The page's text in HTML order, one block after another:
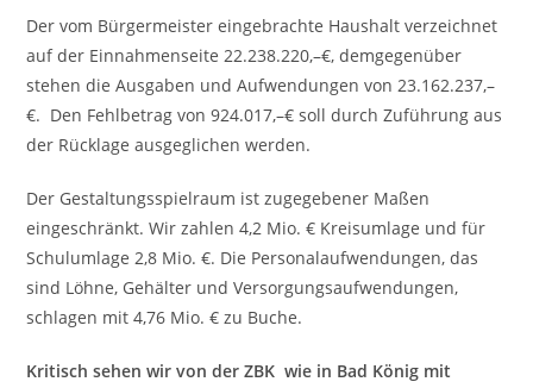
Der vom Bürgermeister eingebrachte Haushalt verzeichnet
auf der Einnahmenseite 22.238.220,–€, demgegenüber
stehen die Ausgaben und Aufwendungen von 23.162.237,–
€. Den Fehlbetrag von 924.017,–€ soll durch Zuführung aus
der Rücklage ausgeglichen werden.
Der Gestaltungsspielraum ist zugegebener Maßen
eingeschränkt. Wir zahlen 4,2 Mio. € Kreisumlage und für
Schulumlage 2,8 Mio. €. Die Personalaufwendungen, das
sind Löhne, Gehälter und Versorgungsaufwendungen,
schlagen mit 4,76 Mio. € zu Buche.
Kritisch sehen wir von der ZBK wie in Bad König mit